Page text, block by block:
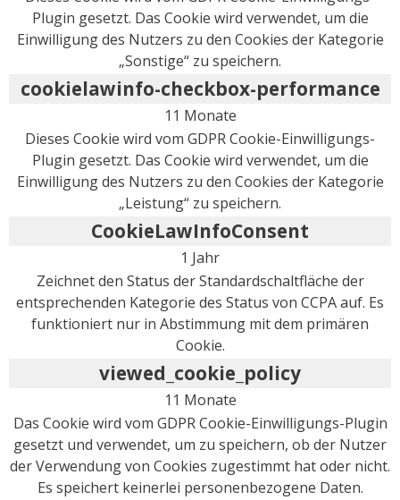
Plugin gesetzt. Das Cookie wird verwendet, um die
Einwilligung des Nutzers zu den Cookies der Kategorie
„Sonstige“ zu speichern.
cookielawinfo-checkbox-performance
11 Monate
Dieses Cookie wird vom GDPR Cookie-Einwilligungs-
Plugin gesetzt. Das Cookie wird verwendet, um die
Einwilligung des Nutzers zu den Cookies der Kategorie
„Leistung“ zu speichern.
CookieLawInfoConsent
1 Jahr
Zeichnet den Status der Standardschaltfläche der
entsprechenden Kategorie des Status von CCPA auf. Es
funktioniert nur in Abstimmung mit dem primären
Cookie.
viewed_cookie_policy
11 Monate
Das Cookie wird vom GDPR Cookie-Einwilligungs-Plugin
gesetzt und verwendet, um zu speichern, ob der Nutzer
der Verwendung von Cookies zugestimmt hat oder nicht.
Es speichert keinerlei personenbezogene Daten.